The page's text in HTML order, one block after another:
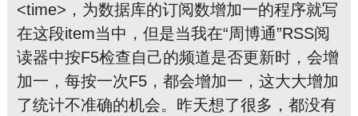
<time>，为数据库的订阅数增加一的程序就写
在这段item当中，但是当我在“周博通”RSS阅
读器中按F5检查自己的频道是否更新时，会增
加一，每按一次F5，都会增加一，这大大增加
了统计不准确的机会。昨天想了很多，都没有